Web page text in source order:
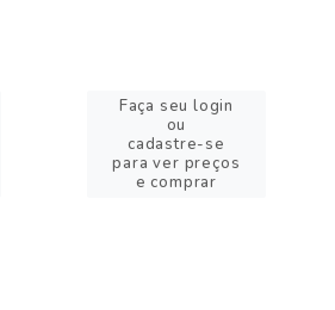
Faça seu login
ou
cadastre-se
para ver preços
e comprar